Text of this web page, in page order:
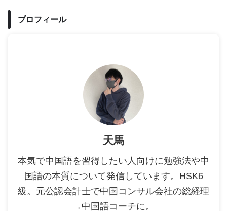
プロフィール
天馬
本気で中国語を習得したい人向けに勉強法や中
国語の本質について発信しています。HSK6
級。元公認会計士で中国コンサル会社の総経理
→中国語コーチに。